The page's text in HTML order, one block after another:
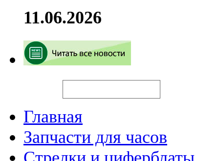
11.06.2026
Главная
Запчасти для часов